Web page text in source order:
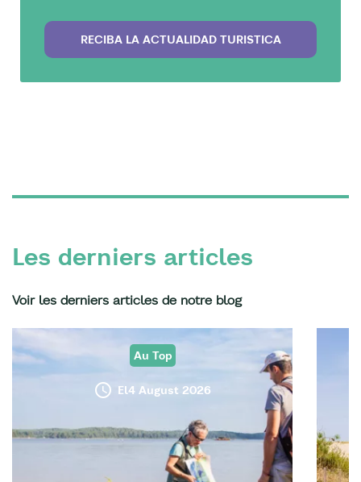
RECIBA LA ACTUALIDAD TURISTICA
Les derniers articles
Voir les derniers articles de notre blog
Au Top
El4 August 2026